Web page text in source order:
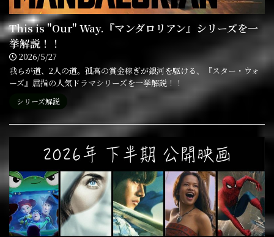
This is "Our" Way.『マンダロリアン』シリーズを一
挙解説！！
2026/5/27
我らが道、2人の道。孤高の賞金稼ぎが銀河を駆ける、『スター・ウォ
ーズ』屈指の人気ドラマシリーズを一挙解説！！
シリーズ解説